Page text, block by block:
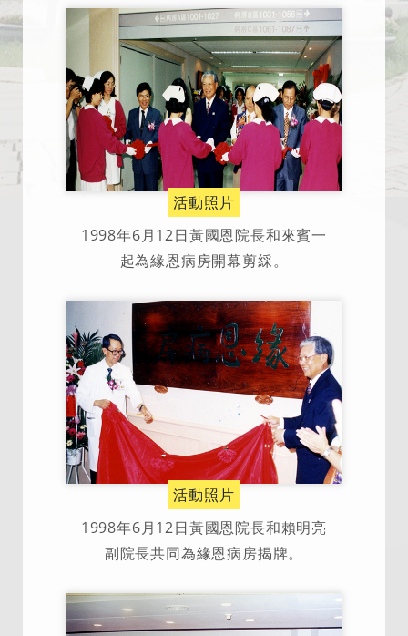
活動照片
1998年6月12日黃國恩院長和來賓一
起為緣恩病房開幕剪綵。
活動照片
1998年6月12日黃國恩院長和賴明亮
副院長共同為緣恩病房揭牌。